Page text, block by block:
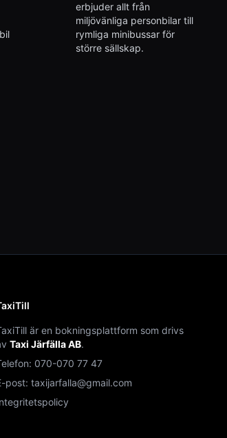
erbjuder allt från
miljövänliga personbilar till
rymliga minibussar för
större sällskap.
är en bokningsplattform som drivs
Taxi Järfälla AB.
070-070 77 47
post: taxijarfalla@gmail.com